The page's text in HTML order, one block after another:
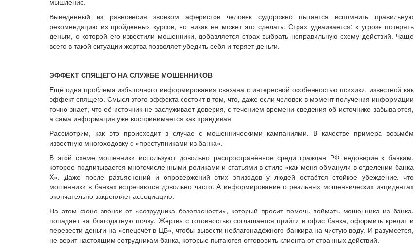
Выведенный из равновесия звонком аферистов человек судорожно пытается вспомнить правильную
рекомендацию из пройденных курсов, но никак не может это сделать. Страх удваивается: к угрозе потерять
деньги, о которой его известили мошенники, добавляется страх выбрать неправильную схему действий. Чаще
всего в такой ситуации жертва позволяет убедить себя и теряет деньги.
ЭФФЕКТ СПЯЩЕГО НА СЛУЖБЕ МОШЕННИКОВ
Ещё одна проблема избыточного информирования связана с интересной особенностью психики, известной как
эффект спящего. Смысл этого эффекта состоит в том, что, даже если человек в момент получения информации
точно знает, что её источник не заслуживает доверия, с течением времени сведения об источнике забываются,
а сама информация уже воспринимается как правдивая.
Рассмотрим, как это происходит в случае с мошенническими кампаниями. В качестве примера возьмём
известную многоходовку с «преступниками из банка».
В этой схеме мошенники используют довольно распространённое среди граждан РФ недоверие к банкам,
которое подпитывается многочисленными роликами и статьями в стиле «как меня обманули в отделении банка
X». Даже после разъяснений и опровержений этих эпизодов у людей остаётся стойкое убеждение, что
мошенники в банках встречаются довольно часто. А информирование о реальных мошеннических инцидентах
окончательно закрепляет ассоциацию.
На этом фоне звонок от «сотрудника безопасности», который просит помочь поймать мошенника из банка,
попадает на благодатную почву. Жертва с готовностью соглашается прийти в офис банка, оформить кредит и
перевести деньги на «спецсчёт в ЦБ», чтобы вывести неблагонадёжного банкира на чистую воду. И разумеется,
не верит настоящим сотрудникам банка, которые пытаются отговорить клиента от странных действий.